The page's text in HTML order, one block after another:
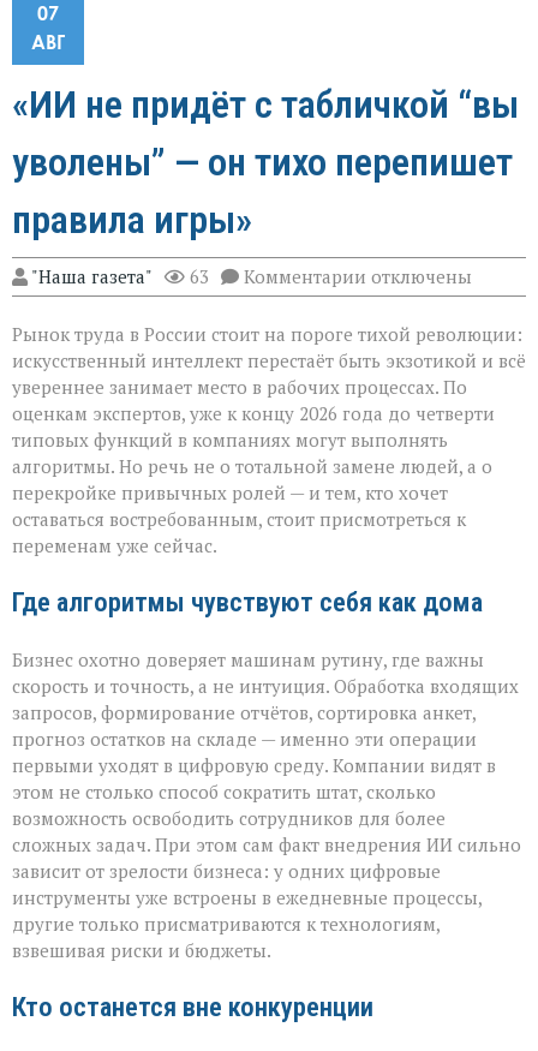
07
АВГ
«ИИ не придёт с табличкой “вы
уволены” — он тихо перепишет
правила игры»
"Наша газета" 63 Комментарии к
записи
не
придёт
табличкой
“вы
уволены” — он
тихо
перепишет
правила
игры»
отключены
Рынок труда в России стоит на пороге тихой революции:
искусственный интеллект перестаёт быть экзотикой и всё
увереннее занимает место в рабочих процессах. По
оценкам экспертов, уже к концу 2026 года до четверти
типовых функций в компаниях могут выполнять
алгоритмы. Но речь не о тотальной замене людей, а о
перекройке привычных ролей — и тем, кто хочет
оставаться востребованным, стоит присмотреться к
переменам уже сейчас.
Где алгоритмы чувствуют себя как дома
Бизнес охотно доверяет машинам рутину, где важны
скорость и точность, а не интуиция. Обработка входящих
запросов, формирование отчётов, сортировка анкет,
прогноз остатков на складе — именно эти операции
первыми уходят в цифровую среду. Компании видят в
этом не столько способ сократить штат, сколько
возможность освободить сотрудников для более
сложных задач. При этом сам факт внедрения ИИ сильно
зависит от зрелости бизнеса: у одних цифровые
инструменты уже встроены в ежедневные процессы,
другие только присматриваются к технологиям,
взвешивая риски и бюджеты.
Кто останется вне конкуренции